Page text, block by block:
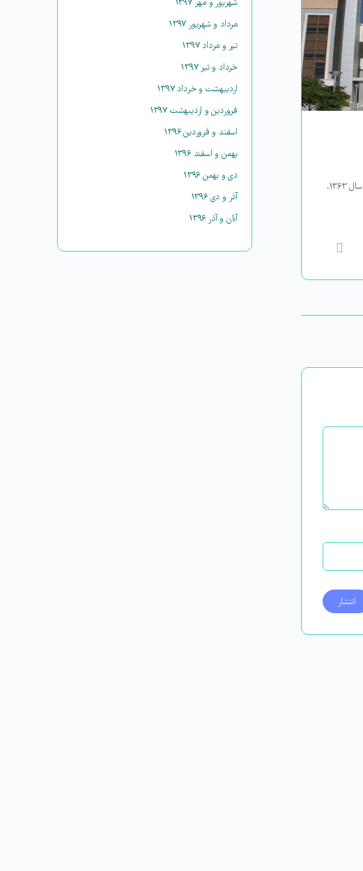
باقرالعلوم(ع) در پی رهنمودهای حضرت امام خمینی(ره) در سال ۱۳۶۳،
شهریور و مهر ۱۳۹۷
مرداد و شهریور ۱۳۹۷
تیر و مرداد ۱۳۹۷
خرداد و تیر ۱۳۹۷
اردیبهشت و خرداد ۱۳۹۷
فروردین و اردیبهشت ۱۳۹۷
اسفند و فروردین ۱۳۹۶
بهمن و اسفند ۱۳۹۶
دی و بهمن ۱۳۹۶
آذر و دی ۱۳۹۶
آبان و آذر ۱۳۹۶